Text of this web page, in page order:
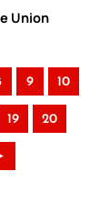
Union
9 10
19 20